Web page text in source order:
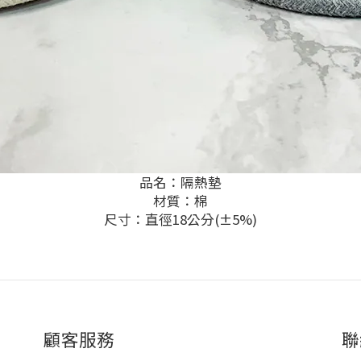
品名：隔熱墊
材質：棉
尺寸：直徑18公分(±5%)
顧客服務